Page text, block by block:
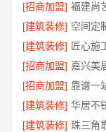
[招商加盟] 福建尚
[建筑装修]
[建筑装修]
[招商加盟] 嘉兴美
[招商加盟]
[建筑装修] 华居不
[建筑装修] 珠三角